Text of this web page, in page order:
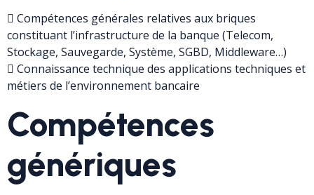
 Compétences générales relatives aux briques
constituant l’infrastructure de la banque (Telecom,
Stockage, Sauvegarde, Système, SGBD, Middleware…)
 Connaissance technique des applications techniques et
métiers de l’environnement bancaire
Compétences
génériques